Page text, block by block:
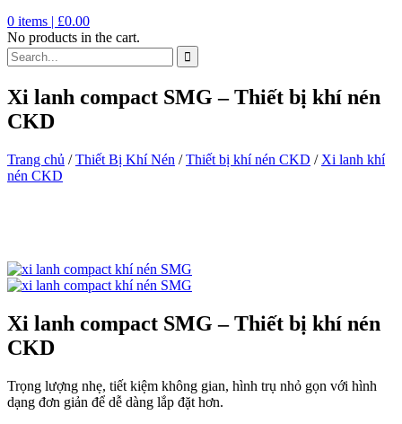
0 items | £0.00
No products in the cart.
Xi lanh compact SMG – Thiết bị khí nén
CKD
Trang chủ /Thiết Bị Khí Nén /Thiết bị khí nén CKD / Xi lanh khí
nén CKD
Xi lanh compact SMG – Thiết bị khí nén
CKD
Trọng lượng nhẹ, tiết kiệm không gian, hình trụ nhỏ gọn với hình
dạng đơn giản để dễ dàng lắp đặt hơn.